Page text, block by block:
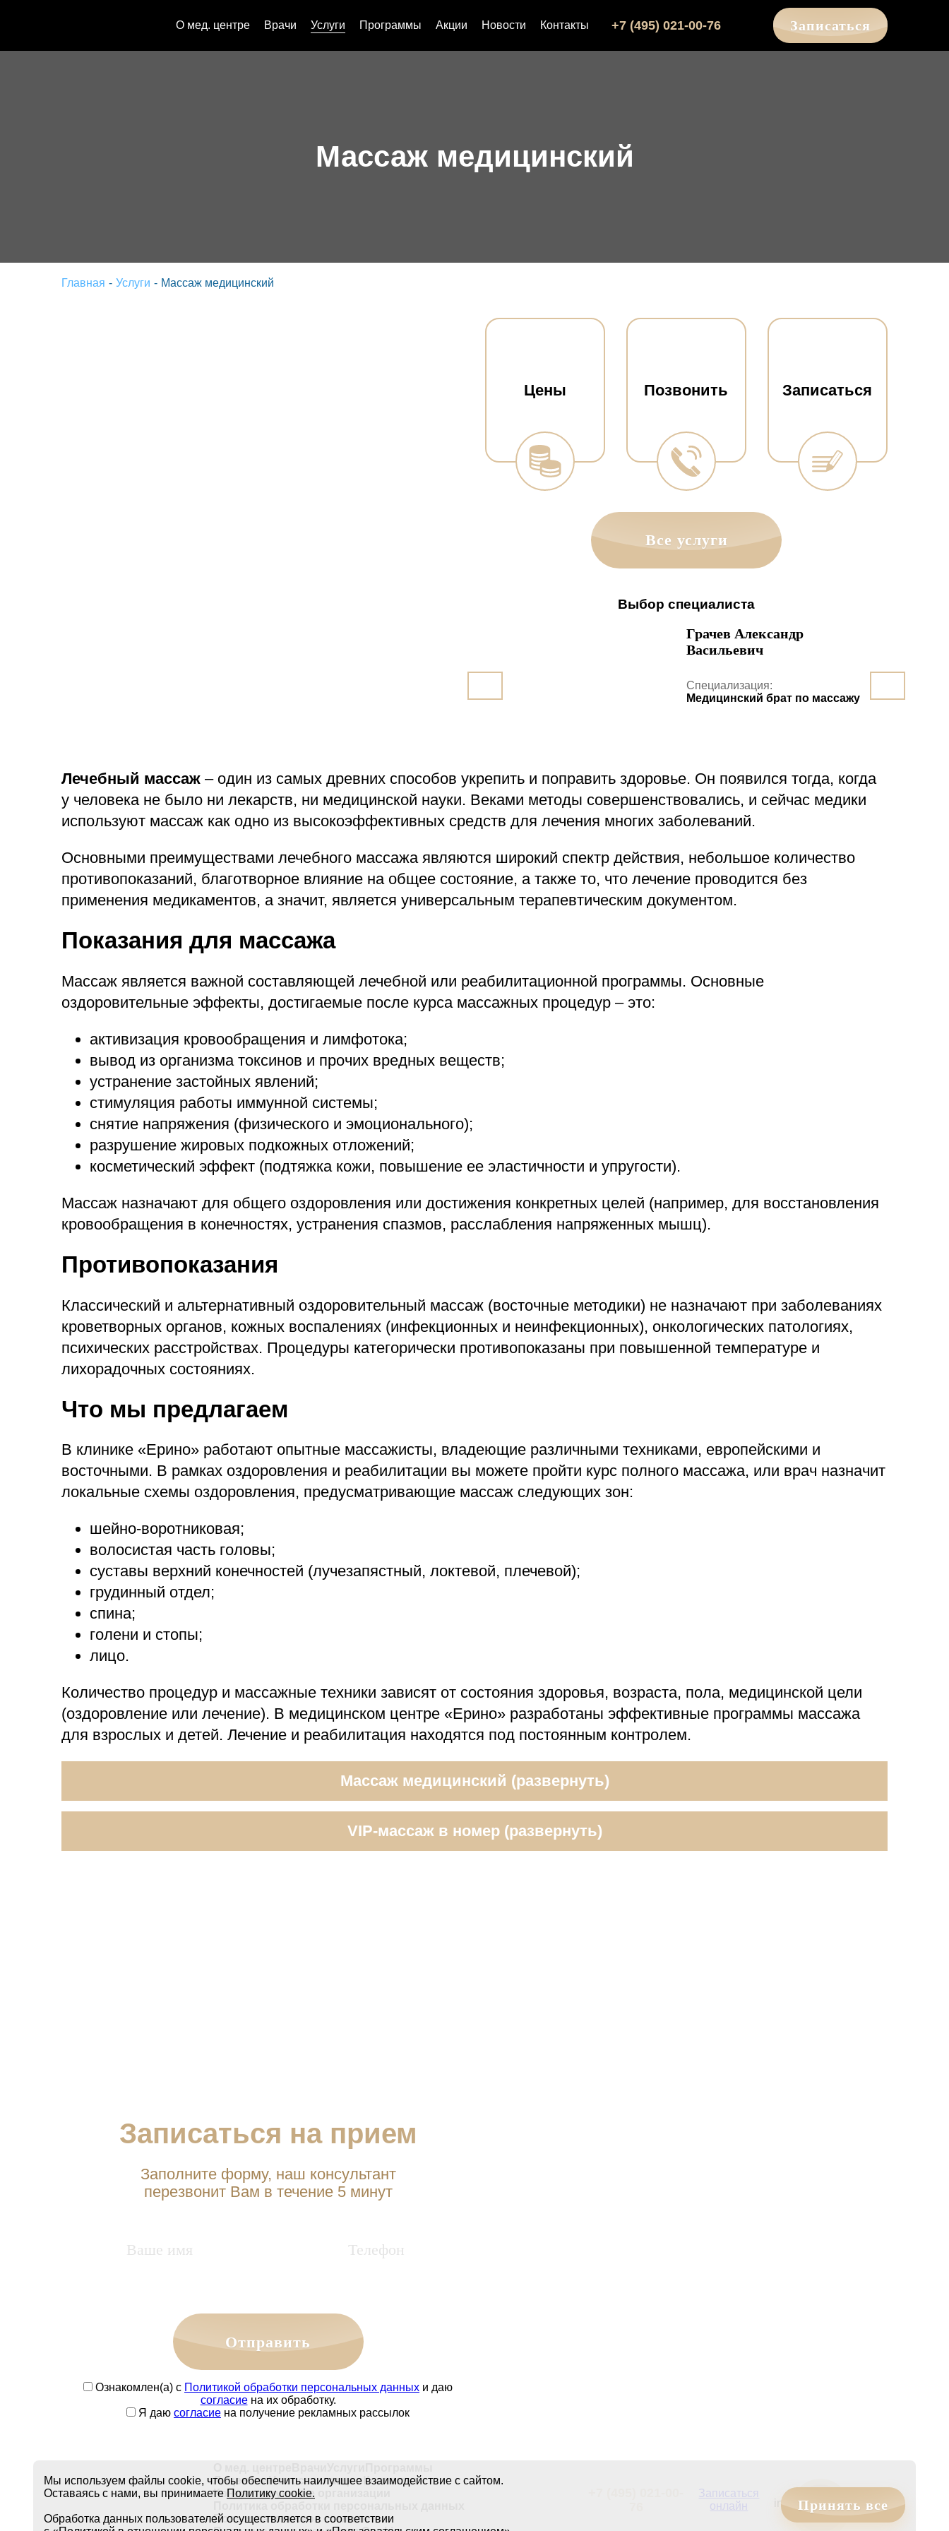
О мед. центре Врачи Услуги Программы Акции Новости Контакты +7 (495) 021-00-76 Записаться
Массаж медицинский
Главная - Услуги - Массаж медицинский
Цены Позвонить Записаться
Все услуги
Выбор специалиста
Грачев Александр
Васильевич
Специализация:
Медицинский брат по массажу
Лечебный массаж – один из самых древних способов укрепить и поправить здоровье. Он появился тогда, когда
у человека не было ни лекарств, ни медицинской науки. Веками методы совершенствовались, и сейчас медики
используют массаж как одно из высокоэффективных средств для лечения многих заболеваний.
Основными преимуществами лечебного массажа являются широкий спектр действия, небольшое количество
противопоказаний, благотворное влияние на общее состояние, а также то, что лечение проводится без
применения медикаментов, а значит, является универсальным терапевтическим документом.
Показания для массажа
Массаж является важной составляющей лечебной или реабилитационной программы. Основные
оздоровительные эффекты, достигаемые после курса массажных процедур – это:
активизация кровообращения и лимфотока;
вывод из организма токсинов и прочих вредных веществ;
устранение застойных явлений;
стимуляция работы иммунной системы;
снятие напряжения (физического и эмоционального);
разрушение жировых подкожных отложений;
косметический эффект (подтяжка кожи, повышение ее эластичности и упругости).
Массаж назначают для общего оздоровления или достижения конкретных целей (например, для восстановления
кровообращения в конечностях, устранения спазмов, расслабления напряженных мышц).
Противопоказания
Классический и альтернативный оздоровительный массаж (восточные методики) не назначают при заболеваниях
кроветворных органов, кожных воспалениях (инфекционных и неинфекционных), онкологических патологиях,
психических расстройствах. Процедуры категорически противопоказаны при повышенной температуре и
лихорадочных состояниях.
Что мы предлагаем
В клинике «Ерино» работают опытные массажисты, владеющие различными техниками, европейскими и
восточными. В рамках оздоровления и реабилитации вы можете пройти курс полного массажа, или врач назначит
локальные схемы оздоровления, предусматривающие массаж следующих зон:
шейно-воротниковая;
волосистая часть головы;
суставы верхний конечностей (лучезапястный, локтевой, плечевой);
грудинный отдел;
спина;
голени и стопы;
лицо.
Количество процедур и массажные техники зависят от состояния здоровья, возраста, пола, медицинской цели
(оздоровление или лечение). В медицинском центре «Ерино» разработаны эффективные программы массажа
для взрослых и детей. Лечение и реабилитация находятся под постоянным контролем.
Массаж медицинский (развернуть)
VIP-массаж в номер (развернуть)
Записаться на прием
Заполните форму, наш консультант
перезвонит Вам в течение 5 минут
Отправить
Ознакомлен(а) с Политикой обработки персональных данных и даю
согласиена их обработку.
Я даю согласие на получение рекламных рассылок
ЛицензииНовости и акции Контакты
Контролирующие организации
Пользовательское соглашение
Записаться
онлайн
info@erinomedcentr.ru
Мы используем файлы cookie, чтобы обеспечить наилучшее взаимодействие с сайтом.
Оставаясь с нами, вы принимаете Политику cookie.
Обработка данных пользователей осуществляется в соответствии
Принять все